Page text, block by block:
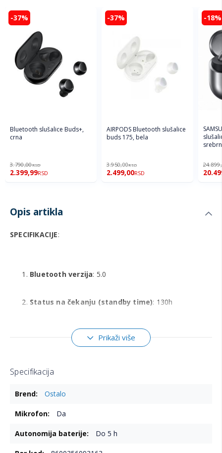
-37%
Bluetooth slušalice Buds+,
crna
3.790,00RSD
2.399,99RSD
-37%
AIRPODS Bluetooth slušalice
buds 175, bela
3.950,00RSD
2.499,00RSD
-18%
Opis artikla
SPECIFIKACIJE:
Bluetooth verzija: 5.0
Status na čekanju (standby time): 130h
Vreme razgovora: 5h
Kapacitet kućišta za punjenje
Domet
Prikaži više
Specifikacija
informacijaOstalo
Da
Do 5 h